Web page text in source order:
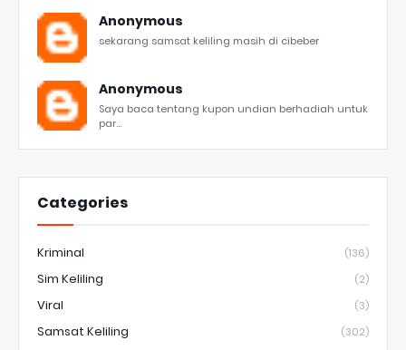
Anonymous
sekarang samsat keliling masih di cibeber
Anonymous
Saya baca tentang kupon undian berhadiah untuk
par...
Categories
Kriminal (136)
Sim Keliling (2)
Viral (3)
Samsat Keliling (302)